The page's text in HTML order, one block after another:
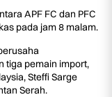
APF FC dan PFC
pada jam 8 malam.
tiga pemain import,
Steffi Sarge
Serah.